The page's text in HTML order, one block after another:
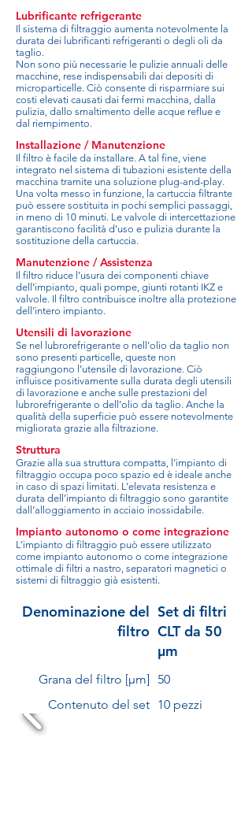
Lubrificante refrigerante
Il sistema di filtraggio aumenta notevolmente la
durata dei lubrificanti refrigeranti o degli oli da
taglio.
Non sono più necessarie le pulizie annuali delle
macchine, rese indispensabili dai depositi di
microparticelle. Ciò consente di risparmiare sui
costi elevati causati dai fermi macchina, dalla
pulizia, dallo smaltimento delle acque reflue e
dal riempimento.
Installazione / Manutenzione
Il filtro è facile da installare. A tal fine, viene
integrato nel sistema di tubazioni esistente della
macchina tramite una soluzione plug-and-play.
Una volta messo in funzione, la cartuccia filtrante
può essere sostituita in pochi semplici passaggi,
in meno di 10 minuti. Le valvole di intercettazione
garantiscono facilità d’uso e pulizia durante la
sostituzione della cartuccia.
Manutenzione / Assistenza
Il filtro riduce l’usura dei componenti chiave
dell’impianto, quali pompe, giunti rotanti IKZ e
valvole. Il filtro contribuisce inoltre alla protezione
dell’intero impianto.
Utensili di lavorazione
Se nel lubrorefrigerante o nell’olio da taglio non
sono presenti particelle, queste non
raggiungono l’utensile di lavorazione. Ciò
influisce positivamente sulla durata degli utensili
di lavorazione e anche sulle prestazioni del
lubrorefrigerante o dell’olio da taglio. Anche la
qualità della superficie può essere notevolmente
migliorata grazie alla filtrazione.
Struttura
Grazie alla sua struttura compatta, l’impianto di
filtraggio occupa poco spazio ed è ideale anche
in caso di spazi limitati. L’elevata resistenza e
durata dell’impianto di filtraggio sono garantite
dall’alloggiamento in acciaio inossidabile.
Impianto autonomo o come integrazione
L’impianto di filtraggio può essere utilizzato
come impianto autonomo o come integrazione
ottimale di filtri a nastro, separatori magnetici o
sistemi di filtraggio già esistenti.
Denominazione del
filtro
Set di filtri
CLT da 50
µm
Grana del filtro [µm] 50
Contenuto del set 10 pezzi